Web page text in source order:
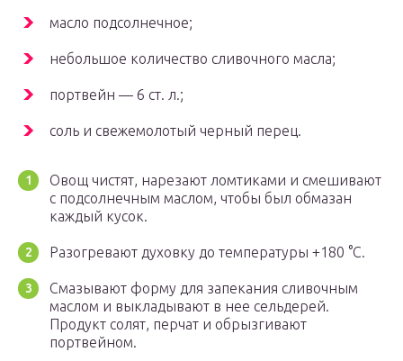
масло подсолнечное;
небольшое количество сливочного масла;
портвейн — 6 ст. л.;
соль и свежемолотый черный перец.
Овощ чистят, нарезают ломтиками и смешивают
с подсолнечным маслом, чтобы был обмазан
каждый кусок.
Разогревают духовку до температуры +180 °С.
Смазывают форму для запекания сливочным
маслом и выкладывают в нее сельдерей.
Продукт солят, перчат и обрызгивают
портвейном.